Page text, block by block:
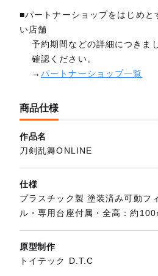
■パートナーショップをはじめと
い店舗
予約期間などの詳細につきま
確認ください。
→パートナーショップ一覧
商品仕様
作品名
刀剣乱舞ONLINE
仕様
プラスチック製 塗装済み可動フ
ル・専用台座付属・全高：約
原型制作
トイテック D.T.C